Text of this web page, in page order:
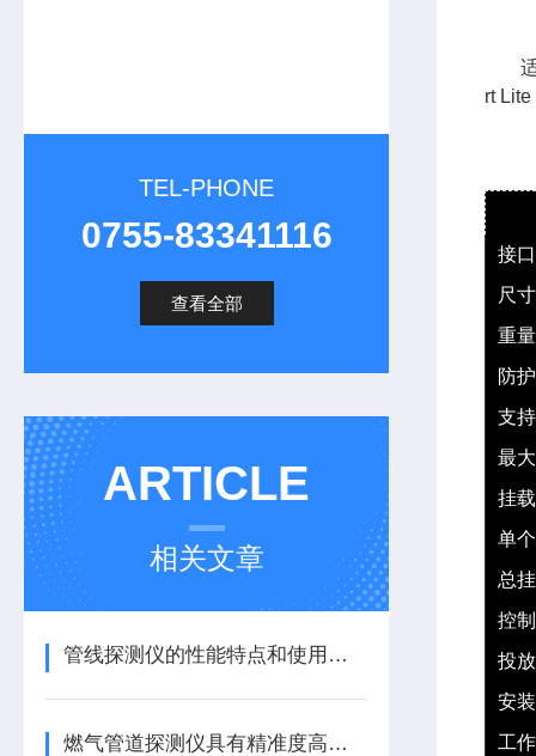
TEL-PHONE
0755-83341116
查看全部
ARTICLE
相关文章
管线探测仪的性能特点和使用注意事项
燃气管道探测仪具有精准度高、抗干扰强等特点
rt
接口
尺寸
重量
防
支
最
挂
单
总
控
投
安
工